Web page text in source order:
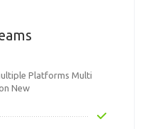
Platforms Multi
New